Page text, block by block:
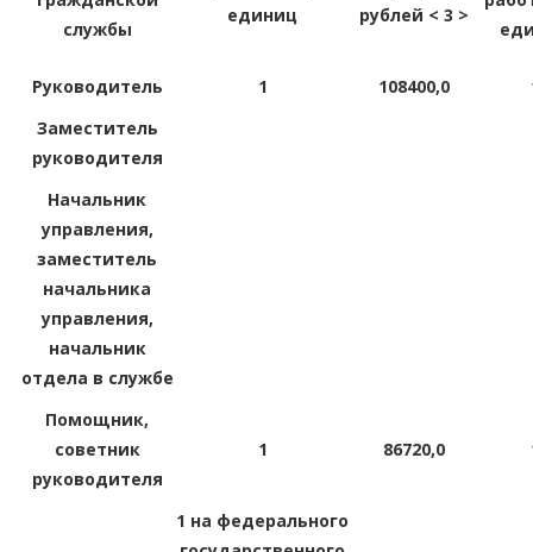
службы
единиц
рублей < 3 >
Руководитель 1 108400,0
Заместитель
руководителя
Начальник
управления,
заместитель
начальника
управления,
начальник
отдела в службе
Помощник,
советник
руководителя
1 86720,0
1 на федерального